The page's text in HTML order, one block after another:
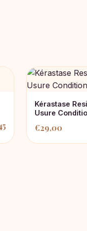
Kérastase
Usure
€29,00